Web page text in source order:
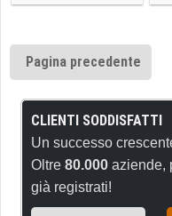
Pagina precedente
CLIENTI SODDISFATTI
Un successo
Oltre 80.000 aziende,
già registrati!